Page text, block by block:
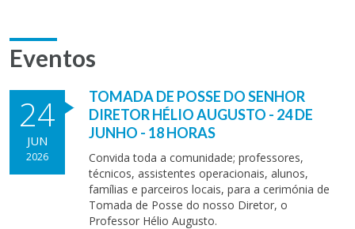
Eventos
24
JUN
2026
TOMADA DE POSSE DO SENHOR
DIRETOR HÉLIO AUGUSTO - 24 DE
JUNHO - 18 HORAS
Convida toda a comunidade; professores,
técnicos, assistentes operacionais, alunos,
famílias e parceiros locais, para a cerimónia de
Tomada de Posse do nosso Diretor, o
Professor Hélio Augusto.